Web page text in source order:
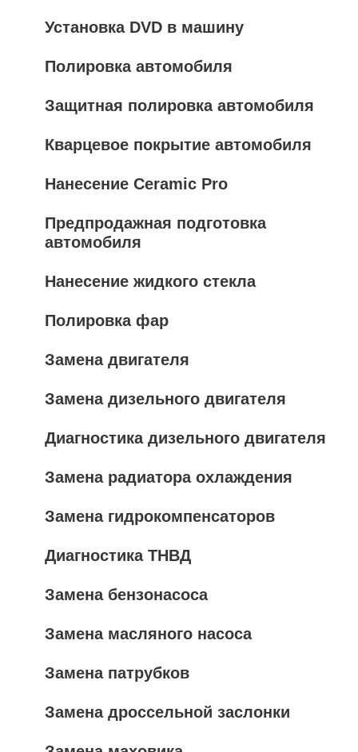
Установка DVD в машину
Полировка автомобиля
Защитная полировка автомобиля
Кварцевое покрытие автомобиля
Нанесение Ceramic Pro
Предпродажная подготовка
автомобиля
Нанесение жидкого стекла
Полировка фар
Замена двигателя
Замена дизельного двигателя
Диагностика дизельного двигателя
Замена радиатора охлаждения
Замена гидрокомпенсаторов
Диагностика ТНВД
Замена бензонасоса
Замена масляного насоса
Замена патрубков
Замена дроссельной заслонки